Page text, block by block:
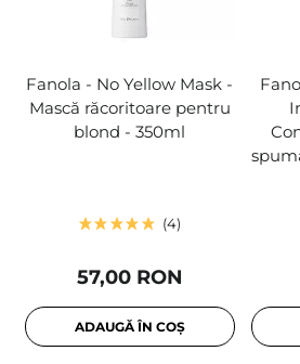
Fanola - No Yellow Mask -
Mască răcoritoare pentru
blond - 350ml
4
57,00 RON
ADAUGĂ ÎN COȘ